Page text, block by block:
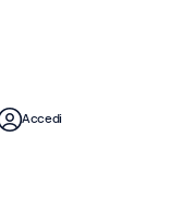
Accedi